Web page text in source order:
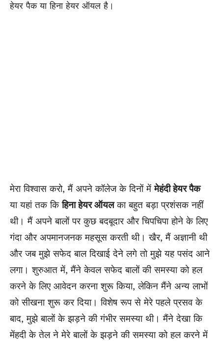
हेयर पैक या हिना हेयर ऑयल है।
मेरा विश्वास करो, मैं अपने कॉलेज के दिनों मेंमेहंदी हेयर पैक
या यहां तक ​​किहिना हेयर ऑयलका बहुत बड़ा प्रशंसक नहीं
थी। मैं अपने बालों पर कुछ बदबूदार और चिपचिपा होने के लिए
गंदा और अपमानजनक महसूस करती थी। खैर, मैं अज्ञानी थी
और जब मुझे सफेद बाल दिखाई देने लगे तो मुझे यह पसंद आने
लगा। शुरुआत में, मैंने केवल सफेद बालों की समस्या को हल
करने के लिए आवेदन करना शुरू किया, लेकिन मैंने अन्य लाभों
को सीखना शुरू कर दिया। विशेष रूप से मेरे पहले प्रसव के
बाद, मुझे बालों के झड़ने की गंभीर समस्या थी। मैंने देखा कि
मेंहदी के तेल ने मेरे बालों के झड़ने की समस्या को हल करने में